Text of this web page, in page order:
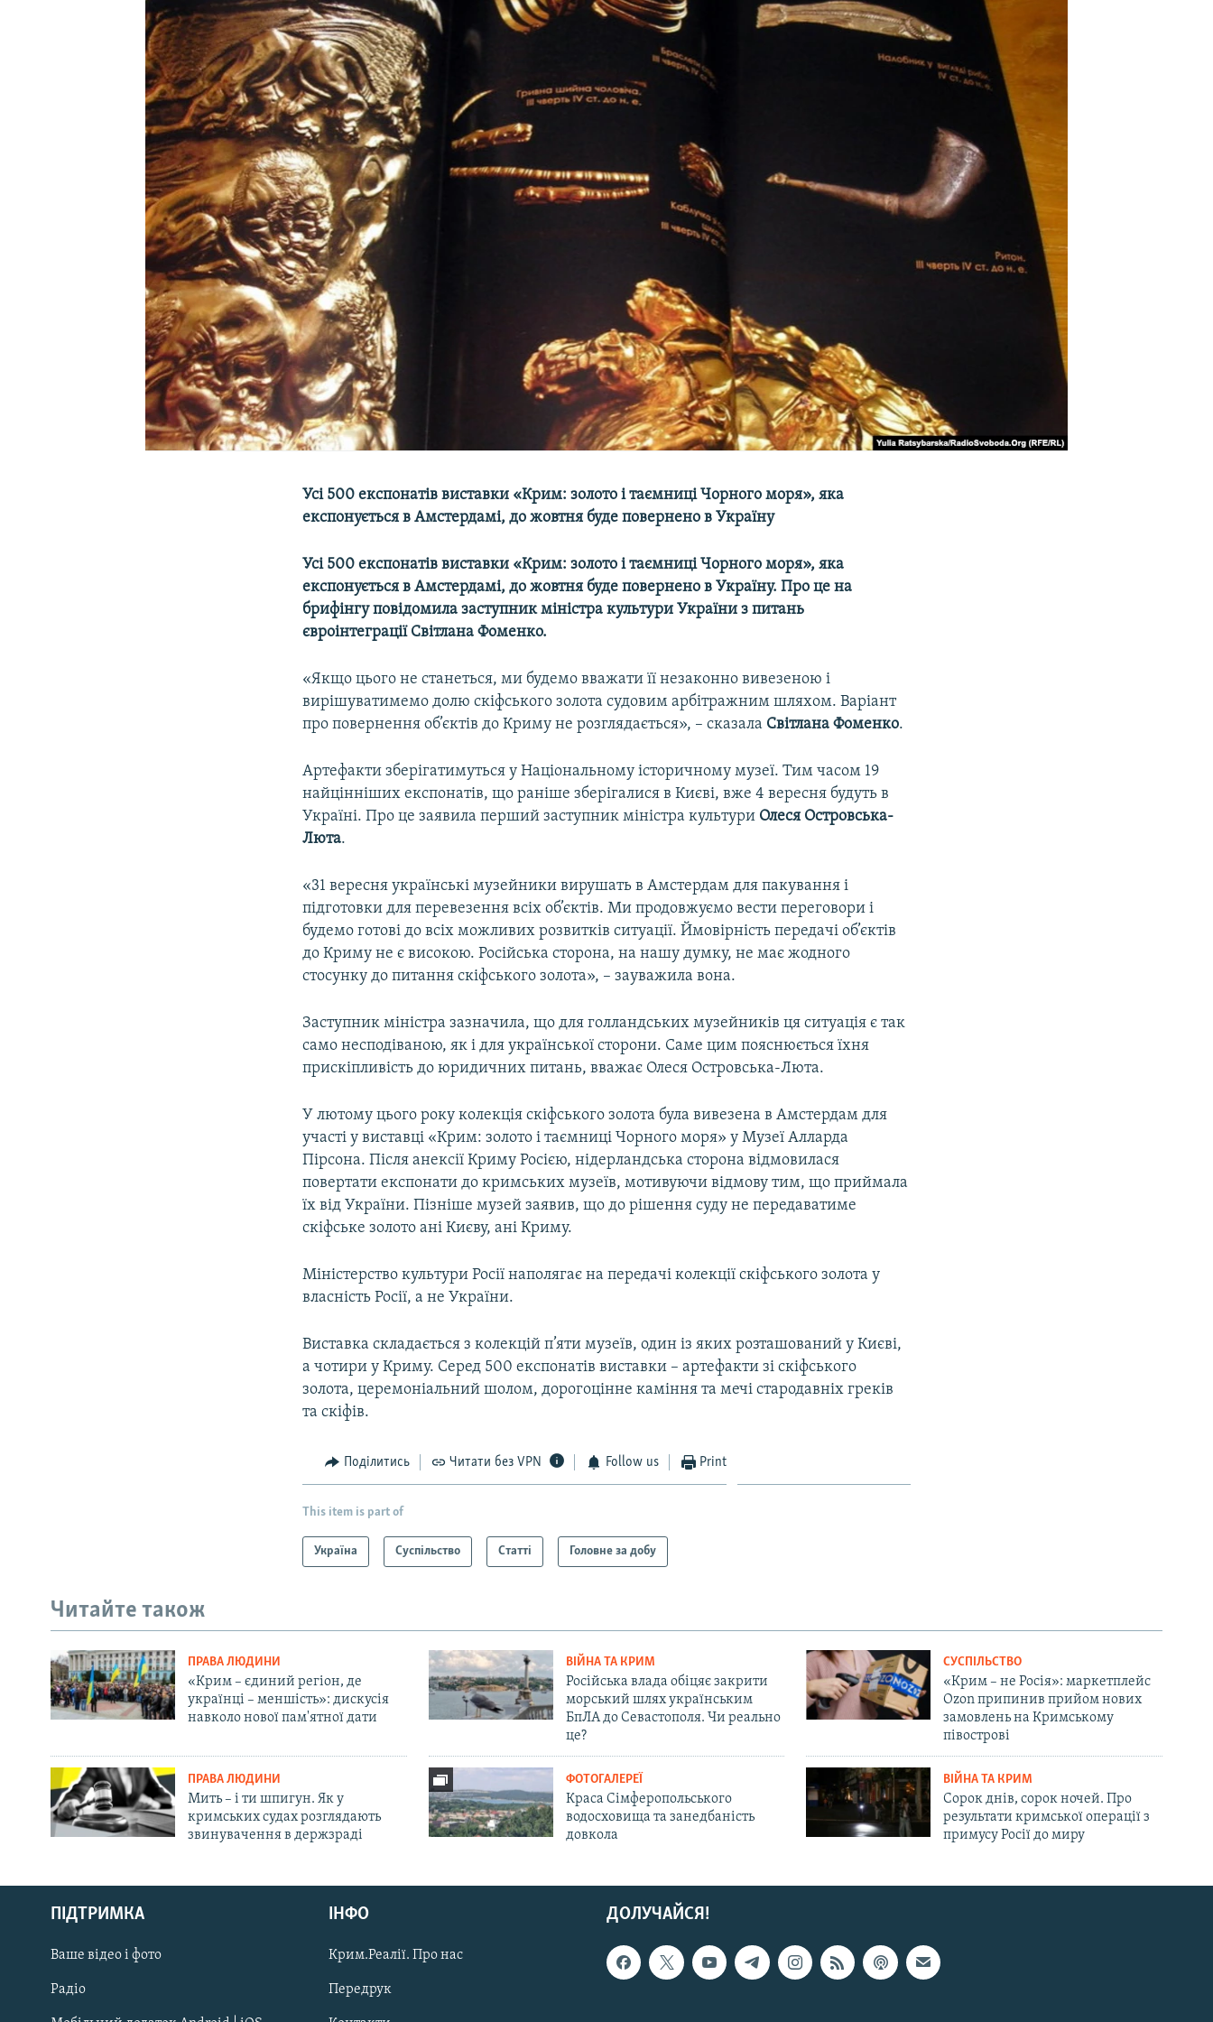
УКРАЇНСЬКА ПРОБЛЕМА КРИМУ
Русский
Qırımtatar
ДОЛУЧАЙСЯ!
Усі 500 експонатів виставки «Крим: золото і таємниці Чорного моря», яка
експонується в Амстердамі, до жовтня буде повернено в Україну
Усі 500 експонатів виставки «Крим: золото і таємниці Чорного моря», яка
експонується в Амстердамі, до жовтня буде повернено в Україну. Про це на
брифінгу повідомила заступник міністра культури України з питань
євроінтеграції Світлана Фоменко.
«Якщо цього не станеться, ми будемо вважати її незаконно вивезеною і
вирішуватимемо долю скіфського золота судовим арбітражним шляхом. Варіант
про повернення об’єктів до Криму не розглядається», – сказала Світлана Фоменко.
Артефакти зберігатимуться у Національному історичному музеї. Тим часом 19
найцінніших експонатів, що раніше зберігалися в Києві, вже 4 вересня будуть в
Україні. Про це заявила перший заступник міністра культури Олеся Островська-
Люта.
«31 вересня українські музейники вирушать в Амстердам для пакування і
підготовки для перевезення всіх об’єктів. Ми продовжуємо вести переговори і
будемо готові до всіх можливих розвитків ситуації. Ймовірність передачі об’єктів
до Криму не є високою. Російська сторона, на нашу думку, не має жодного
стосунку до питання скіфського золота», – зауважила вона.
Заступник міністра зазначила, що для голландських музейників ця ситуація є так
само несподіваною, як і для української сторони. Саме цим пояснюється їхня
прискіпливість до юридичних питань, вважає Олеся Островська-Люта.
У лютому цього року колекція скіфського золота була вивезена в Амстердам для
участі у виставці «Крим: золото і таємниці Чорного моря» у Музеї Алларда
Пірсона. Після анексії Криму Росією, нідерландська сторона відмовилася
повертати експонати до кримських музеїв, мотивуючи відмову тим, що приймала
їх від України. Пізніше музей заявив, що до рішення суду не передаватиме
скіфське золото ані Києву, ані Криму.
Міністерство культури Росії наполягає на передачі колекції скіфського золота у
власність Росії, а не України.
Виставка складається з колекцій п’яти музеїв, один із яких розташований у Києві,
а чотири у Криму. Серед 500 експонатів виставки – артефакти зі скіфського
золота, церемоніальний шолом, дорогоцінне каміння та мечі стародавніх греків
та скіфів.
Поділитись Читати без VPN Follow us Print
This item is part of
Україна Суспільство Статті Головне за добу
Читайте також
ПРАВА ЛЮДИНИ
«Крим – єдиний регіон, де
українці – меншість»: дискусія
навколо нової пам'ятної дати
ВІЙНА ТА КРИМ
Російська влада обіцяє закрити
морський шлях українським
БпЛА до Севастополя. Чи реально
це?
СУСПІЛЬСТВО
«Крим – не Росія»: маркетплейс
Ozon припинив прийом нових
замовлень на Кримському
півострові
ПРАВА ЛЮДИНИ
Мить – і ти шпигун. Як у
кримських судах розглядають
звинувачення в держзраді
ФОТОГАЛЕРЕЇ
Краса Сімферопольського
водосховища та занедбаність
довкола
ВІЙНА ТА КРИМ
Сорок днів, сорок ночей. Про
результати кримської операції з
примусу Росії до миру
ДОЛУЧАЙСЯ!
ПІДТРИМКА
Ваше відео і фото
Радіо
ІНФО
Крим.Реалії. Про нас
Передрук